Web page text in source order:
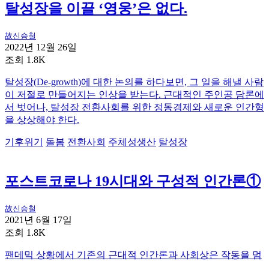
탈성장을 이끌 ‘영웅’은 없다.
故신승철
2022년 12월 26일
조회 1.8K
탈성장(De-growth)에 대한 논의를 하다보면, 그 일을 해낼 사람
이 저절로 만들어지는 인상을 받는다. 근대적인 주인공 담론에
서 벗어나, 탈성장 전환사회를 위한 정동경제와 새로운 인간형
을 상상해야 한다.
기후위기 돌봄 전환사회 주체성생산 탈성장
포스트코로나 19시대와 구성적 인간론①
故신승철
2021년 6월 17일
조회 1.8K
팬데믹 상황에서 기존의 근대적 인간론과 사회상은 작동을 멈